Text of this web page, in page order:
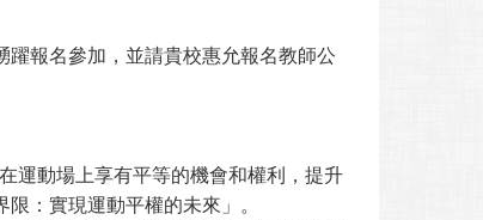
報名參加，並請貴校惠允報名教師公
運動場上享有平等的機會和權利，提升
：實現運動平權的未來」。